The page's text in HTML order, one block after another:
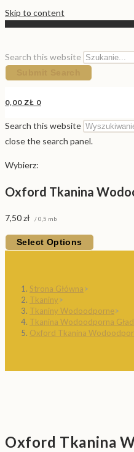
Skip to content
Search this website
0,00 ZŁ 0
Search this website
close the search panel.
Wybierz:
Oxford Tkanina
7,50zł / 0,5 mb
Select Options
Strona Główna>
Tkaniny>
Tkaniny Wodoodporne>
Tkanina Wodoodporna
Oxford Tkanina
Oxford Tkanina